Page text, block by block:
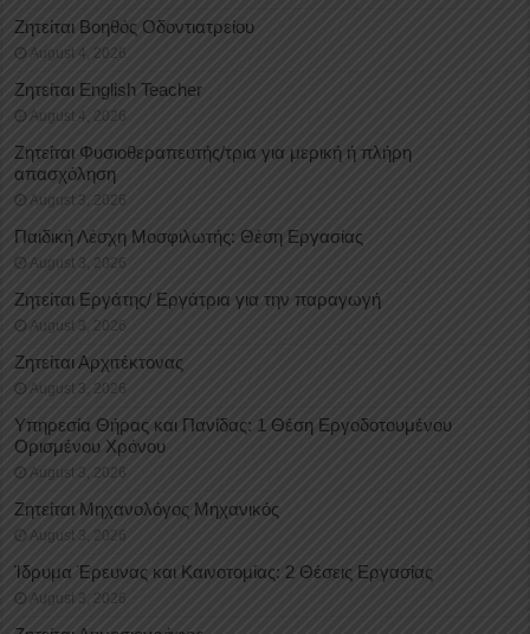
Ζητείται Βοηθός Οδοντιατρείου
August 4, 2026
Ζητείται English Teacher
August 4, 2026
Ζητείται Φυσιοθεραπευτής/τρια για μερική ή πλήρη
απασχόληση
August 3, 2026
Παιδική Λέσχη Μοσφιλωτής: Θέση Εργασίας
August 3, 2026
Ζητείται Εργάτης/ Εργάτρια για την παραγωγή
August 3, 2026
Ζητείται Αρχιτέκτονας
August 3, 2026
Υπηρεσία Θήρας και Πανίδας: 1 Θέση Eργοδοτουμένου
Oρισμένου Xρόνου
August 3, 2026
Ζητείται Μηχανολόγος Μηχανικός
August 3, 2026
Ίδρυμα Έρευνας και Καινοτομίας: 2 Θέσεις Εργασίας
August 3, 2026